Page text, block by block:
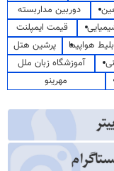
دوربین مداربسته
قیمت ایمپلنت
بلیط هواپیما
پرشین هتل
آموزشگاه زبان ملل
مهرینو